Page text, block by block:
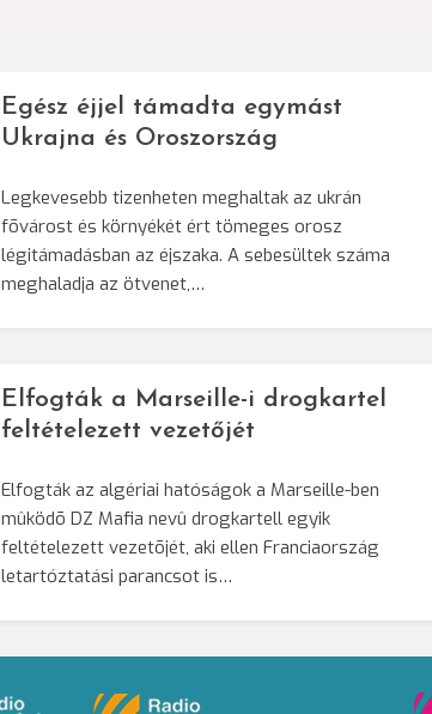
Egész éjjel támadta egymást
Ukrajna és Oroszország
Legkevesebb tizenheten meghaltak az ukrán
fõvárost és környékét ért tömeges orosz
légitámadásban az éjszaka. A sebesültek száma
meghaladja az ötvenet,…
Elfogták a Marseille-i drogkartel
feltételezett vezetőjét
Elfogták az algériai hatóságok a Marseille-ben
mûködõ DZ Mafia nevû drogkartell egyik
feltételezett vezetõjét, aki ellen Franciaország
letartóztatási parancsot is…